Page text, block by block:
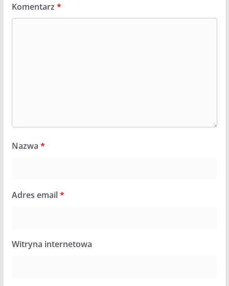
Komentarz *
Nazwa *
Adres email*
Witryna internetowa